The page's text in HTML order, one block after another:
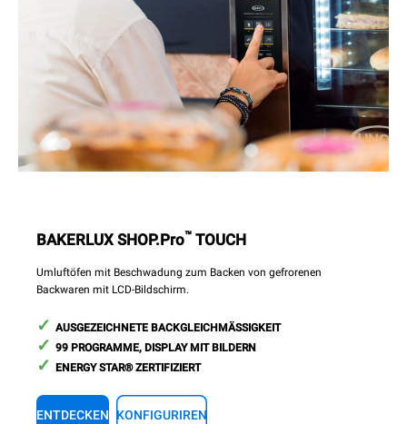
BAKERLUX SHOP.Pro™ TOUCH
Umluftöfen mit Beschwadung zum Backen von gefrorenen
Backwaren mit LCD-Bildschirm.
AUSGEZEICHNETE BACKGLEICHMÄSSIGKEIT
99 PROGRAMME, DISPLAY MIT BILDERN
ENERGY STAR® ZERTIFIZIERT
ENTDECKEN KONFIGURIREN